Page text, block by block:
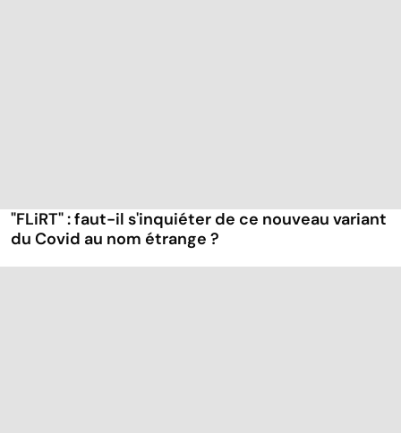
"FLiRT" : faut-il s'inquiéter de ce nouveau variant
du Covid au nom étrange ?